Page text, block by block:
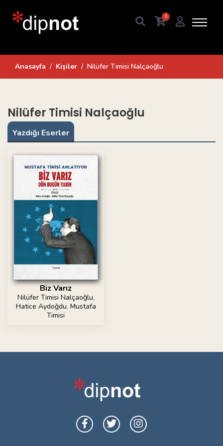
0
Anasayfa Kişiler Nilüfer Timisi Nalçaoğlu
Nilüfer Timisi Nalçaoğlu
Yazdığı Eserler
Biz Varız
Nilüfer Timisi Nalçaoğlu,
Hatice Aydoğdu, Mustafa
Timisi